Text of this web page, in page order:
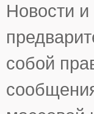
Новости
собой